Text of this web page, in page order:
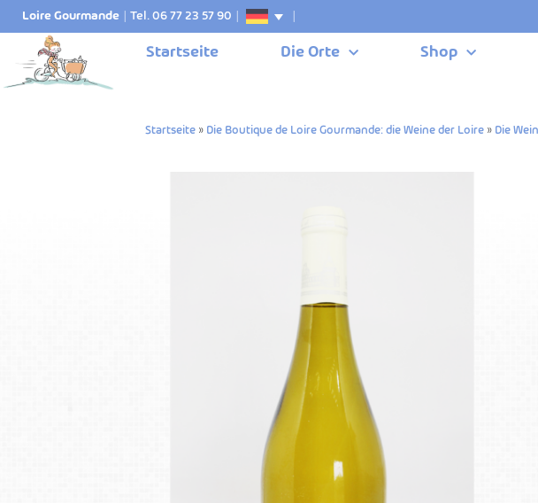
Loire Gourmande Tel. 06 77 23 57 90
Startseite Die Orte Shop
Startseite» Die Boutique de Loire Gourmande: die Weine der Loire» Die